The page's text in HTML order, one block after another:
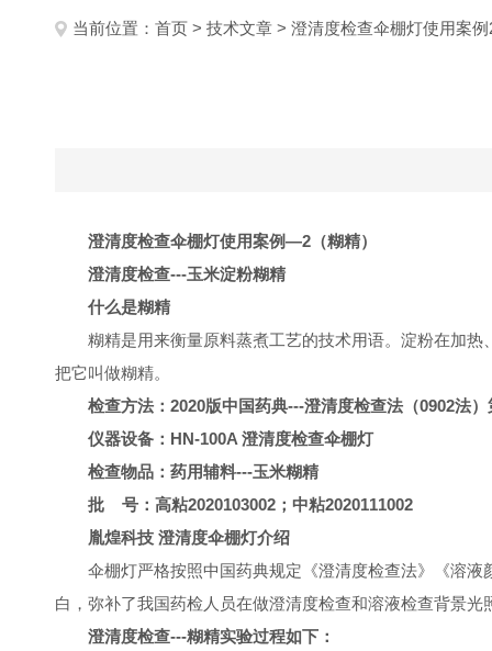
当前位置： 首页 > 技术文章 > 澄清度检查伞棚灯使用案
澄清度检查伞棚灯使用案例—2（糊精）
澄清度检查---玉米淀粉糊精
什么是糊精
糊精是用来衡量原料蒸煮工艺的技术用语。淀粉在加
把它叫做糊精。
检查方法：2020版中国药典---澄清度检查法（0902法
仪器设备：HN-100A 澄清度检查伞棚灯
检查物品：药用辅料---玉米糊精
批 号：高粘2020103002；中粘2020111002
胤煌科技 澄清度伞棚灯介绍
伞棚灯严格按照中国药典规定《澄清度检查法》《溶
白，弥补了我国药检人员在做澄清度检查和溶液检查背景
澄清度检查---糊精实验过程如下：